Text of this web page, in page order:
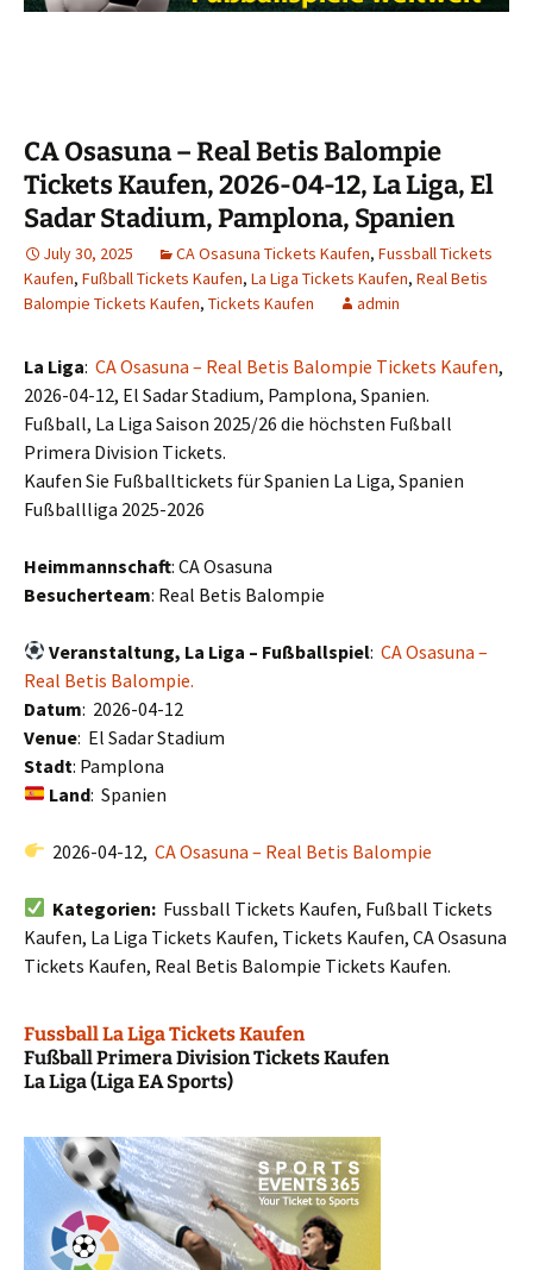
CA Osasuna – Real Betis Balompie
Tickets Kaufen, 2026-04-12, La Liga, El
Sadar Stadium, Pamplona, Spanien
July 30, 2025 CA Osasuna Tickets Kaufen, Fussball Tickets
Kaufen, Fußball Tickets Kaufen, La Liga Tickets Kaufen, Real Betis
Balompie Tickets Kaufen, Tickets Kaufen admin
La Liga: CA Osasuna – Real Betis Balompie Tickets Kaufen,
2026-04-12, El Sadar Stadium, Pamplona, Spanien.
Fußball, La Liga Saison 2025/26 die höchsten Fußball
Primera Division Tickets.
Kaufen Sie Fußballtickets für Spanien La Liga, Spanien
Fußballliga 2025-2026
Heimmannschaft: CA Osasuna
Besucherteam: Real Betis Balompie
Veranstaltung, La Liga – Fußballspiel:CA Osasuna –
Real Betis Balompie.
Datum: 2026-04-12
Venue: El Sadar Stadium
Stadt: Pamplona
Land: Spanien
2026-04-12,CA Osasuna – Real Betis Balompie
Kategorien: Fussball Tickets Kaufen, Fußball Tickets
Kaufen, La Liga Tickets Kaufen, Tickets Kaufen, CA Osasuna
Tickets Kaufen, Real Betis Balompie Tickets Kaufen.
Fussball La Liga Tickets Kaufen
Fußball Primera Division Tickets Kaufen
La Liga (Liga EA Sports)